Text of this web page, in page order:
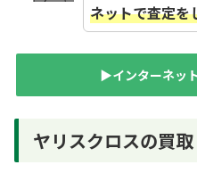
ネットで査定を
▶インターネッ
ヤリスクロスの買